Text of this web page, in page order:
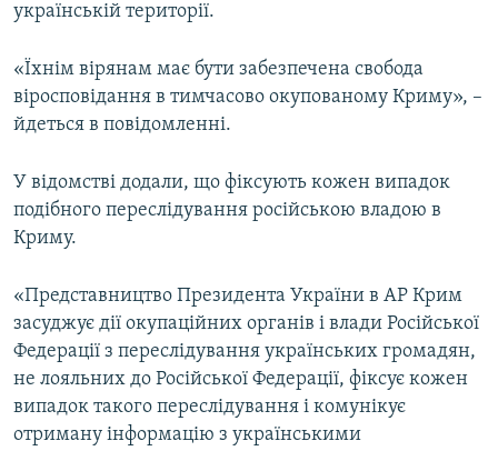
українській території.
«Їхнім вірянам має бути забезпечена свобода
віросповідання в тимчасово окупованому Криму», –
йдеться в повідомленні.
У відомстві додали, що фіксують кожен випадок
подібного переслідування російською владою в
Криму.
«Представництво Президента України в АР Крим
засуджує дії окупаційних органів і влади Російської
Федерації з переслідування українських громадян,
не лояльних до Російської Федерації, фіксує кожен
випадок такого переслідування і комунікує
отриману інформацію з українськими